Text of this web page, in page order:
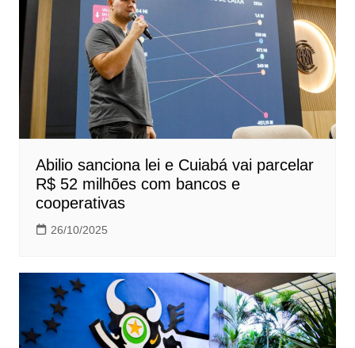
Abilio sanciona lei e Cuiabá vai parcelar
R$ 52 milhões com bancos e
cooperativas
26/10/2025